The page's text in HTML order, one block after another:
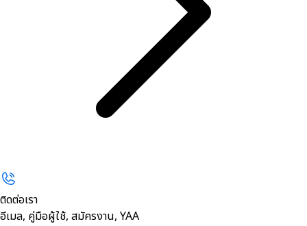
ติดต่อเรา
อีเมล, คู่มือผู้ใช้, สมัครงาน, YAA